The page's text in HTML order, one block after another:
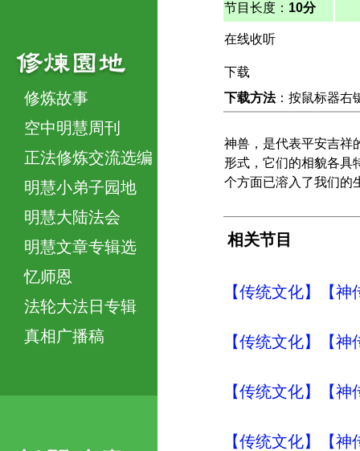
修炼故事
空中明慧周刊
正法修炼交流选编
明慧小弟子园地
明慧大陆法会
明慧文章专辑选
忆师恩
法轮大法日专辑
真相广播稿
节目长度： 10分
在线收听
下载
下载方法：按鼠标器右
神兽，是代表平安吉祥
形式，它们的相貌各具
个方面已溶入了我们的
相关节目
【传统文化】【
【传统文化】【
【传统文化】【
【传统文化】【